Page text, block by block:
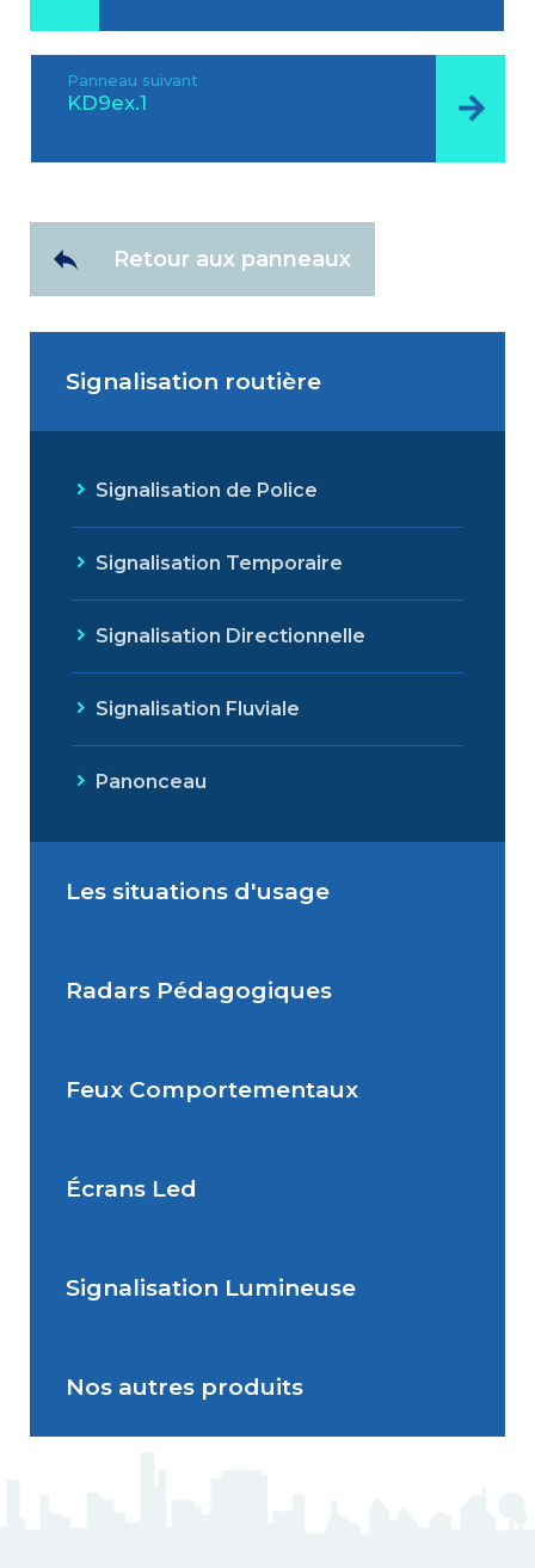
Panneau suivant
KD9ex.1
Retour aux panneaux
Signalisation routière
Signalisation de Police
Signalisation Temporaire
Signalisation Directionnelle
Signalisation Fluviale
Panonceau
Les situations d'usage
Situations de signalisation
Situations de signalisation
Radars Pédagogiques
Radar Pédagogique
Feux Comportementaux
Feu Comportemental
Écrans Led
Écran Géant Extérieur Led
Signalisation Lumineuse
Signalisation dynamique
Nos autres produits